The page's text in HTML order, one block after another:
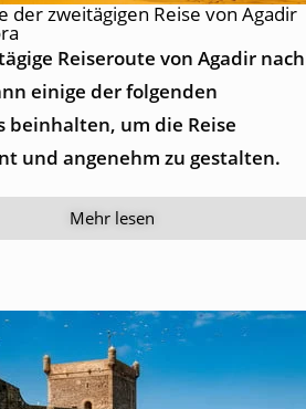
der zweitägigen Reise von Agadir
Reiseroute von Agadir nach
einige der folgenden
beinhalten, um die Reise
und angenehm zu gestalten.
Mehr lesen